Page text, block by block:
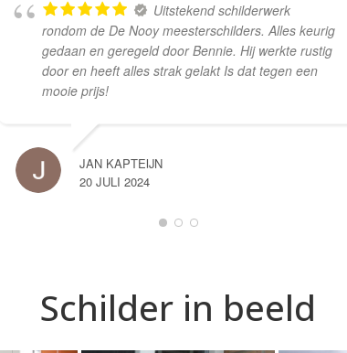
Uitstekend schilderwerk
rondom de De Nooy meesterschilders. Alles keurig
gedaan en geregeld door Bennie. Hij werkte rustig
door en heeft alles strak gelakt Is dat tegen een
mooie prijs!
JAN KAPTEIJN
20 JULI 2024
Schilder in beeld